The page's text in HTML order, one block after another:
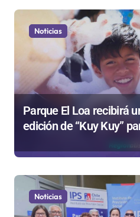
Noticias
Parque El Loa recibirá
edición de “Kuy Kuy”
Noticias